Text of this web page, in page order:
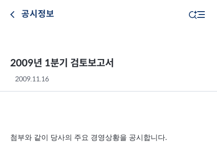
공시정보
2009년 1분기 검토보고서
2009.11.16
첨부와 같이 당사의 주요 경영상황을 공시합니다.